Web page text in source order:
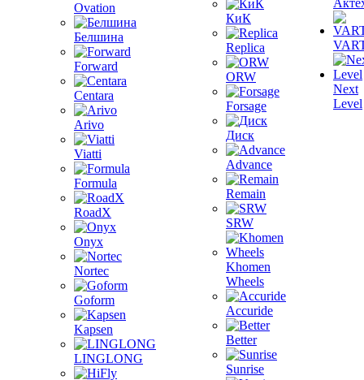
Ovation
Белшина
Forward
Centara
Arivo
Viatti
Formula
RoadX
Onyx
Nortec
Goform
Kapsen
LINGLONG
КиК
Replica
ORW
Forsage
Диск
Advance
Remain
SRW
Khomen
Wheels
Accuride
Better
Sunrise
Next
Level